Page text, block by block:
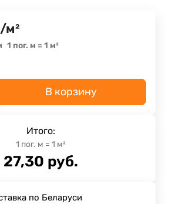
/м²
1 пог. м = 1 м²
В корзину
Итого:
1 пог. м = 1 м²
27,30 руб.
по Беларуси